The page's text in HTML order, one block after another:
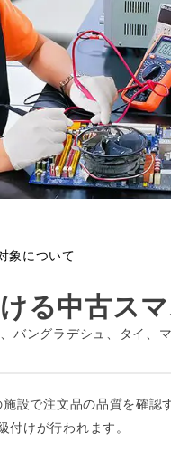
象について
る中古ス
バングラデシュ、タイ、
設で注文品の品質を確
けが行われます。